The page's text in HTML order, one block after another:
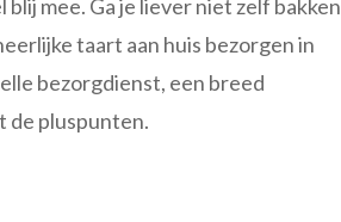
mee. Ga je liever niet zelf bakken
taart aan huis bezorgen in
bezorgdienst, een breed
de pluspunten.